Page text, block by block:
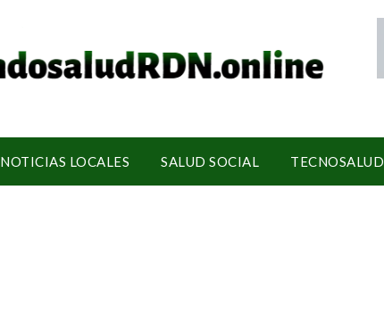
NOTICIAS LOCALES SALUD SOCIAL TECNOSALUD